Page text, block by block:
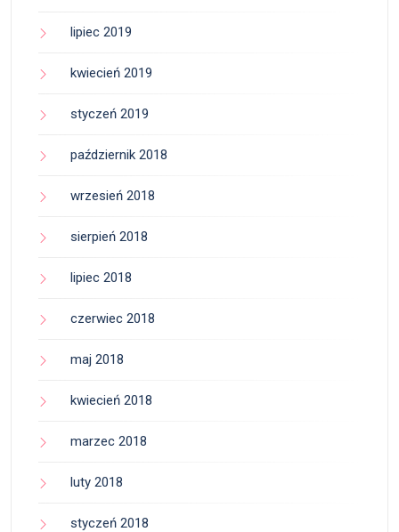
lipiec 2019
kwiecień 2019
styczeń 2019
październik 2018
wrzesień 2018
sierpień 2018
lipiec 2018
czerwiec 2018
maj 2018
kwiecień 2018
marzec 2018
luty 2018
styczeń 2018